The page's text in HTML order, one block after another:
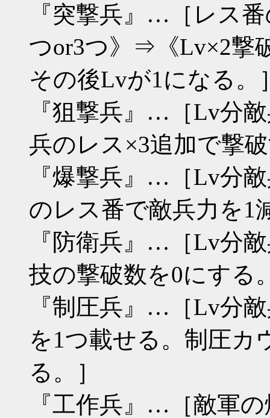
『突撃兵』…［レス
つor3つ》⇒《Lv×2撃
その後Lvが1になる。
『狙撃兵』…［Lv分
兵のレス×3追加で撃
『爆撃兵』…［Lv分
のレス番で敵兵力を1
『防衛兵』…［Lv分
技の撃破数を0にする
『制圧兵』…［Lv分
を1つ載せる。制圧カ
る。］
『工作兵』…［敵軍